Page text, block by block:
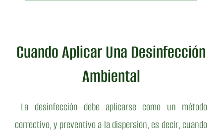
Cuando Aplicar Una Desinfección
Ambiental
La desinfección debe aplicarse como un método
correctivo, y preventivo a la dispersión, es decir, cuando